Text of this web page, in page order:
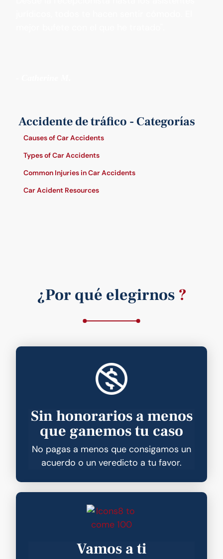
Accidente de tráfico - Categorías
Causes of Car Accidents
Types of Car Accidents
Common Injuries in Car Accidents
Car Acident Resources
¿Por qué elegirnos ?
Sin honorarios a menos
que ganemos tu caso
No pagas a menos que consigamos un
acuerdo o un veredicto a tu favor.
Vamos a ti